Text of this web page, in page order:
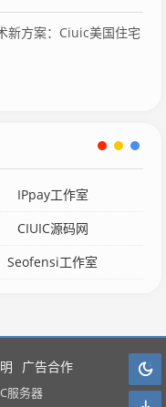
新方案：Ciuic美国住宅
IPpay工作室
CIUIC源码网
Seofensi工作室
广告合作
服务器